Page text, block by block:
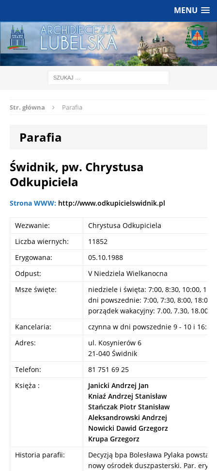
MENU
Str. główna Parafia
Parafia
Świdnik, pw. Chrystusa
Odkupiciela
Strona WWW: http://www.odkupicielswidnik.pl
Wezwanie:
Chrystusa Odkupiciela
Liczba wiernych:
11852
Erygowana:
05.10.1988
Odpust:
V Niedziela Wielkanocna
Msze święte:
niedziele i święta: 7:00, 8:30, 10:00,
dni powszednie: 7:00, 7:30, 8:00, 18:00
porządek wakacyjny: 7.00, 7.30, 18.00.
Kancelaria:
czynna w dni powszednie 9 - 10 i 16:30
Adres:
ul. Kosynierów 6
21-040 Świdnik
Telefon:
81 751 69 25
Księża :
Janicki Andrzej Jan
Kniaź Andrzej Stanisław
Stańczak Piotr Stanisław
Aleksandrowski Andrzej
Nowicki Dawid Grzegorz
Krupa Grzegorz
Historia parafii:
Decyzją bpa Bolesława Pylaka powstał
nowy ośrodek duszpasterski. Par.